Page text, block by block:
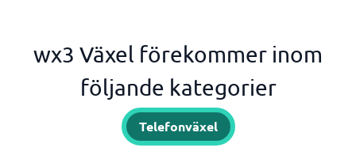
wx3 Växel förekommer inom
följande kategorier
Telefonväxel